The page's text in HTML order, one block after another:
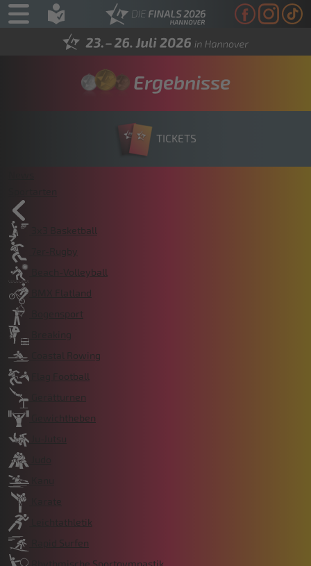
Ergebnisse
TICKETS
3x3 Basketball
7er-Rugby
Beach-Volleyball
BMX Flatland
Bogensport
Breaking
Coastal Rowing
Flag Football
Gerätturnen
Gewichtheben
Ju-Jutsu
Leichtathletik
Rapid Surfen